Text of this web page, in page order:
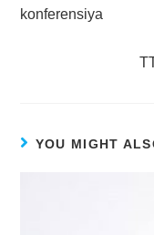
konferensiya
YOU MIGHT